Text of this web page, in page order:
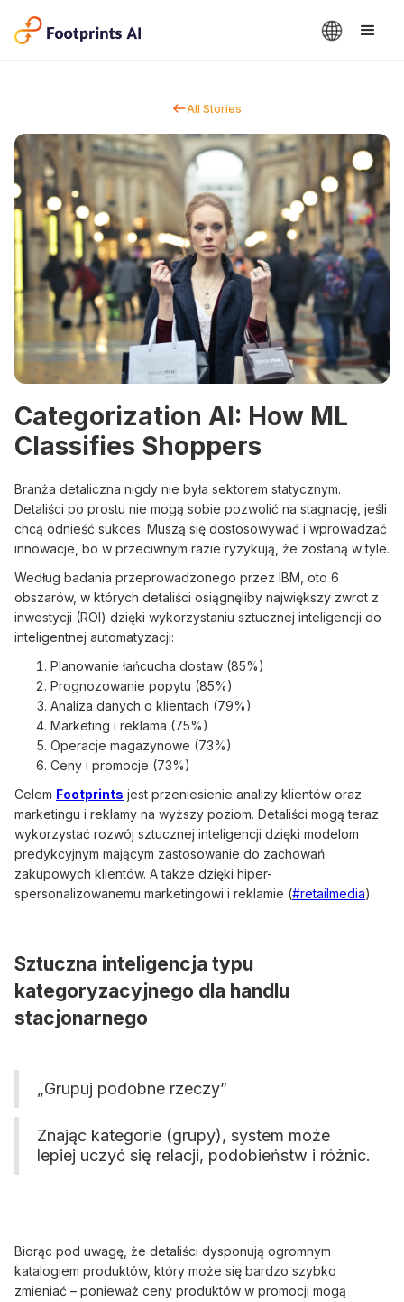
All Stories
Categorization AI: How ML
Classifies Shoppers
Branża detaliczna nigdy nie była sektorem statycznym.
Detaliści po prostu nie mogą sobie pozwolić na stagnację, jeśli
chcą odnieść sukces. Muszą się dostosowywać i wprowadzać
innowacje, bo w przeciwnym razie ryzykują, że zostaną w tyle.
Według badania przeprowadzonego przez IBM, oto 6
obszarów, w których detaliści osiągnęliby największy zwrot z
inwestycji (ROI) dzięki wykorzystaniu sztucznej inteligencji do
inteligentnej automatyzacji:
Planowanie łańcucha dostaw (85%)
Prognozowanie popytu (85%)
Analiza danych o klientach (79%)
Marketing i reklama (75%)
Operacje magazynowe (73%)
Ceny i promocje (73%)
Celem Footprints jest przeniesienie analizy klientów oraz
marketingu i reklamy na wyższy poziom. Detaliści mogą teraz
wykorzystać rozwój sztucznej inteligencji dzięki modelom
predykcyjnym mającym zastosowanie do zachowań
zakupowych klientów. A także dzięki hiper-
spersonalizowanemu marketingowi i reklamie (#retailmedia).
Sztuczna inteligencja typu
kategoryzacyjnego dla handlu
stacjonarnego
„Grupuj podobne rzeczy”
Znając kategorie (grupy), system może
lepiej uczyć się relacji, podobieństw i różnic.
Biorąc pod uwagę, że detaliści dysponują ogromnym
katalogiem produktów, który może się bardzo szybko
zmieniać – ponieważ ceny produktów w promocji mogą